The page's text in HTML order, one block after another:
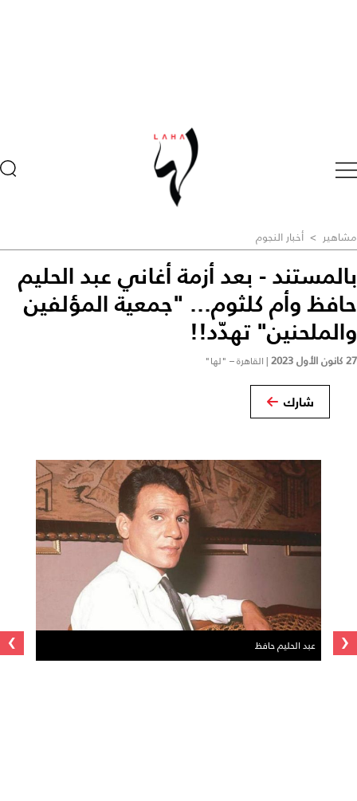
مشاهير > أخبار النجوم
بالمستند - بعد أزمة أغاني عبد الحليم
حافظ وأم كلثوم... "جمعية المؤلفين
والملحنين" تهدّد!!
27 كانون الأول 2023 | القاهرة – "لها"
شارك
عبد الحليم حافظ ‹
›